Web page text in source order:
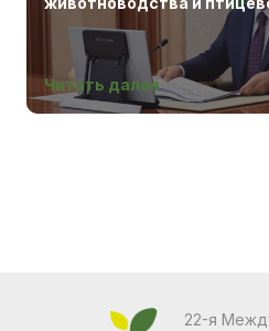
Читать далее
22-я